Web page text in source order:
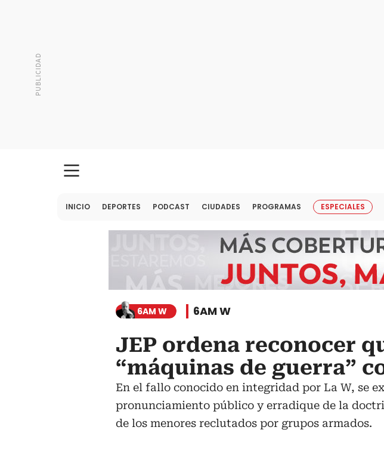
INICIO DEPORTES PODCAST CIUDADES PROGRAMAS ESPECIALES
6AM W 6AM W
JEP ordena reconocer
“máquinas de guerra”
En el fallo conocido en integridad por La W, se
pronunciamiento público y erradique de la
de los menores reclutados por grupos armados.